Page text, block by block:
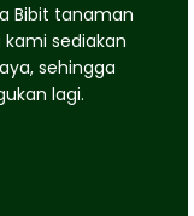
Bibit tanaman
sediakan
sehingga
lagi.